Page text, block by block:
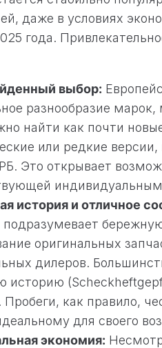
даже в условиях
года.
выбор:
разнообразие
найти как почти
или редкие
Это открывает
история и отличное
оригинальных
дилеров.
историю
как правило,
для своего
экономия: